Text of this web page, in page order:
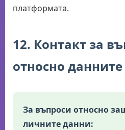
платформата.
12. Контакт за
относно данните
За въпроси относно
личните данни: